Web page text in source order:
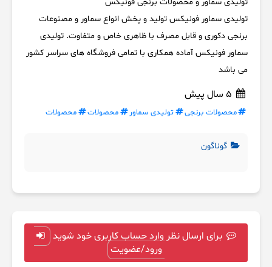
تولیدی سماور فونیکس تولید و پخش انواع سماور و مصنوعات
برنجی دکوری و قابل مصرف با ظاهری خاص و متفاوت. تولیدی
سماور فونیکس آماده همکاری با تمامی فروشگاه های سراسر کشور
می باشد
محصولات برنجی تولیدی سماور محصولات محصولات
گوناگون
برای ارسال نظر وارد حساب کاربری خود شوید
ورود/عضویت